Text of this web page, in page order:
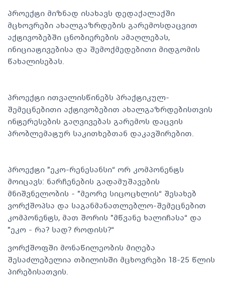
პროექტი მიზნად ისახავს დედაქალაქში
მცხოვრები ახალგაზრდების გარემოსდაცვით
აქტივობებში ცნობიერების ამაღლებას,
ინიციატივებისა და შემოქმედებითი მიდგომის
წახალისებას.
პროექტი ითვალისწინებს პრაქტიკულ-
შემეცნებითი აქტივობებით ახალგაზრდებისთვის
ინტერესების გაღვივებას გარემოს დაცვის
პრობლემატურ საკითხებთან დაკავშირებით.
პროექტი "ეკო-რენესანსი“ ორ კომპონენტს
მოიცავს: ნარჩენების გადამუშავების
მნიშვნელობის - "მეორე სიცოცხლის“ შესახებ
ვორქშოპსა და საგანმანათლებლო-შემეცნებით
კომპონენტს, მათ შორის "მწვანე ხალიჩასა“ და
"ეკო - რა? სად? როდისს?“
ვორქშოფში მონაწილეობის მიღება
შესაძლებელია თბილისში მცხოვრები 18-25 წლის
პირებისათვის.